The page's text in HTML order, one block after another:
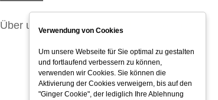
Über uns WEBDESIGN
Verwendung von Cookies
Um unsere Webseite für Sie optimal zu gestalten
und fortlaufend verbessern zu können,
verwenden wir Cookies. Sie können die
Aktivierung der Cookies verweigern, bis auf den
"Ginger Cookie", der lediglich Ihre Ablehnung